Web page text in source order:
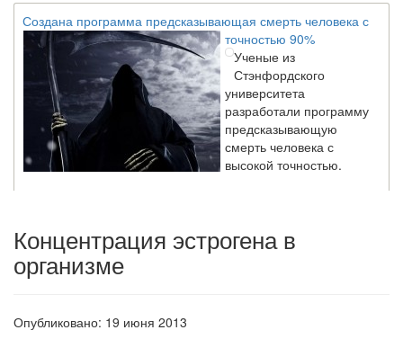
Создана программа предсказывающая смерть человека с
точностью 90%
Ученые из
Стэнфордского
университета
разработали программу
предсказывающую
смерть человека с
высокой точностью.
россиян в два раза
Концентрация эстрогена в
организме
Опубликовано: 19 июня 2013